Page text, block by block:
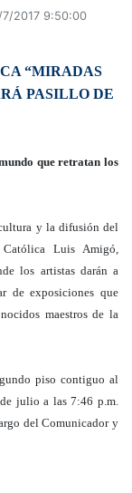
2017 9:50:00
“MIRADAS
PASILLO DE
que retratan los
y la difusión del
Luis Amigó,
los artistas darán a
de exposiciones que
maestros de la
piso contiguo al
julio a las 7:46 p.m.
del Comunicador y